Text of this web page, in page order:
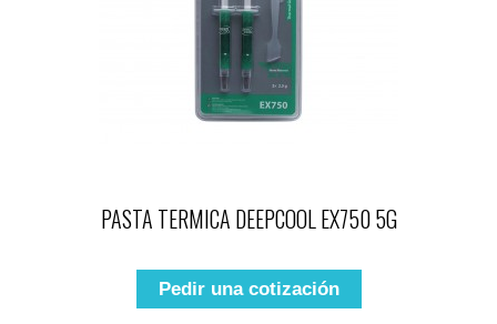
PASTA TERMICA DEEPCOOL EX750 5G
Pedir una cotización